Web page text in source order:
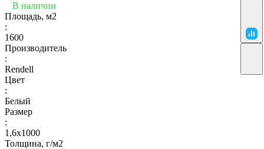
В наличии
Площадь, м2
:
1600
Производитель
:
Rendell
Цвет
:
Белый
Размер
:
1,6х1000
Толщина, г/м2